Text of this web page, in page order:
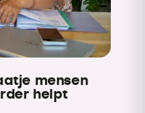
mensen
helpt